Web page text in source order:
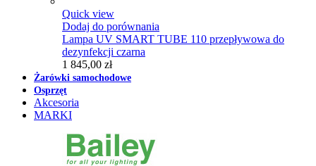
Quick view
Dodaj do porównania
Lampa UV SMART TUBE 110 przepływowa do
dezynfekcji czarna
1 845,00 zł
Żarówki samochodowe
Osprzęt
Akcesoria
MARKI